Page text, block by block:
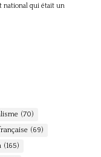
national qui était un
(70)
(69)
(165)